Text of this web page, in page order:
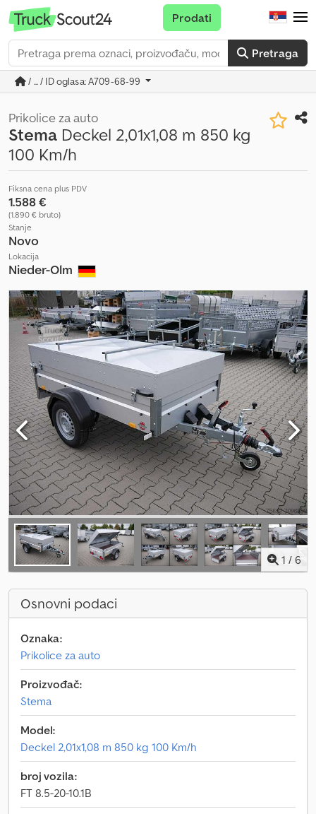
Pretraga
Prodati
/ ... / ID oglasa: A709-68-99
Prikolice za auto
Stema Deckel 2,01x1,08 m 850 kg
100 Km/h
Fiksna cena plus PDV
1.588 €
(1.890 € bruto)
Stanje
Novo
Lokacija
Nieder-Olm
1 / 6
Osnovni podaci
Oznaka:
Prikolice za auto
Proizvođač:
Stema
Model:
Deckel 2,01x1,08 m 850 kg 100 Km/h
broj vozila:
FT 8.5-20-10.1B